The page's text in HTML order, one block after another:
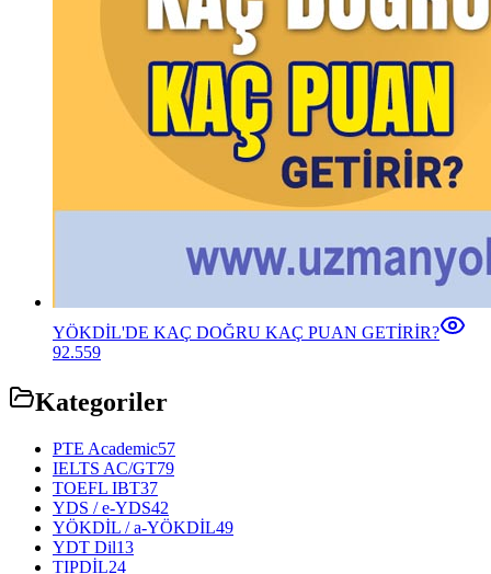
YÖKDİL'DE KAÇ DOĞRU KAÇ PUAN GETİRİR?
92.559
Kategoriler
PTE Academic57
IELTS AC/GT79
TOEFL IBT37
YDS / e-YDS42
YÖKDİL / a-YÖKDİL49
YDT Dil13
TIPDİL24